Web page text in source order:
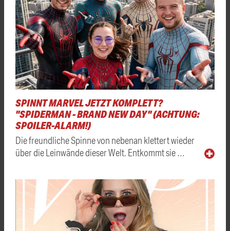
SPINNT MARVEL JETZT KOMPLETT?
"SPIDERMAN - BRAND NEW DAY" (ACHTUNG:
SPOILER-ALARM!)
Die freundliche Spinne von nebenan klettert wieder
über die Leinwände dieser Welt. Entkommt sie …